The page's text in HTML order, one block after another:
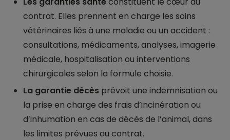
contrat. Elles prennent en charge les soins
vétérinaires liés à une maladie ou un accident :
consultations, médicaments, analyses, imagerie
médicale, hospitalisation ou interventions
chirurgicales selon la formule choisie.
La garantie décès prévoit une indemnisation ou
la prise en charge des frais d’incinération ou
d’inhumation en cas de décès de l’animal, dans
les limites prévues au contrat.